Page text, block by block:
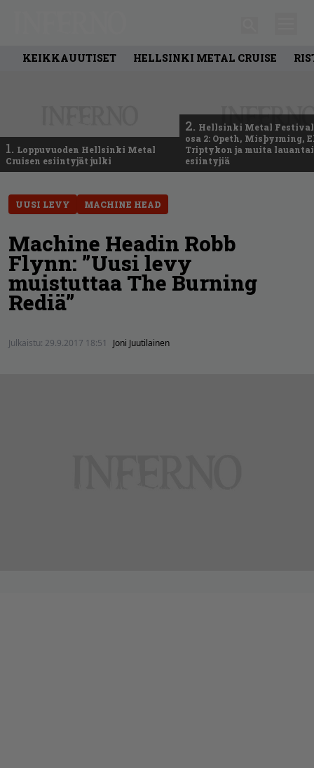
KEIKKAUUTISET HELLSINKI METAL CRUISE
1. Loppuvuoden Hellsinki Metal
Cruisen esiintyjät julki
2. Hellsinki Metal
osa 2: Opeth, Misþyrming,
Triptykon ja muita
esiintyjiä
UUSI LEVY MACHINE HEAD
Machine Headin Robb
Flynn: ”Uusi levy
muistuttaa The Burning
Rediä”
Julkaistu: 29.9.2017 18:51 Joni Juutilainen